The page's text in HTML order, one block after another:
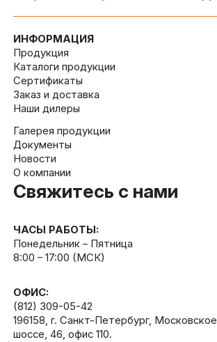
ИНФОРМАЦИЯ
Продукция
Каталоги продукции
Сертификаты
Заказ и доставка
Наши дилеры
Галерея продукции
Документы
Новости
О компании
Свяжитесь с нами
ЧАСЫ РАБОТЫ:
Понедельник – Пятница
8:00 – 17:00 (МСК)
ОФИС:
(812) 309-05-42
196158, г. Санкт-Петербург, Московское
шоссе, 46, офис 110.